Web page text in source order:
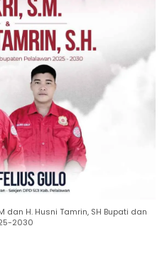
dan H. Husni Tamrin, SH Bupati dan
2030